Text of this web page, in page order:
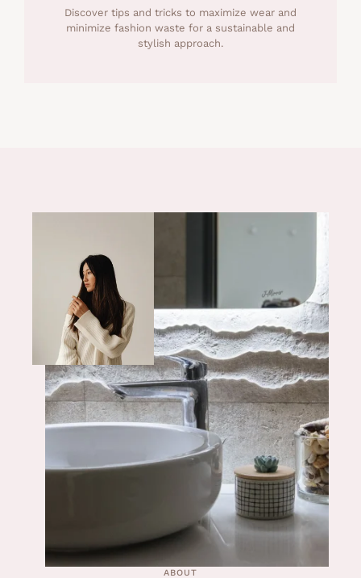
Discover tips and tricks to maximize wear and
minimize fashion waste for a sustainable and
stylish approach.
ABOUT